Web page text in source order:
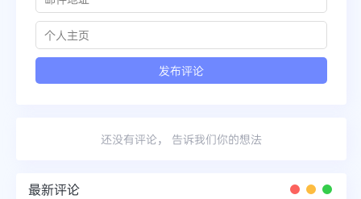
还没有评论， 告诉我们你的想法
最新评论